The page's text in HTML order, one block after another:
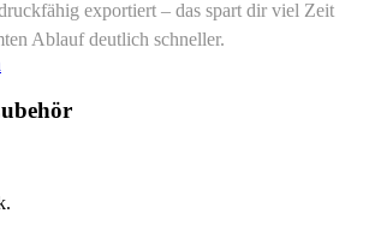
exportiert – das spart dir viel Zeit
Ablauf deutlich schneller.